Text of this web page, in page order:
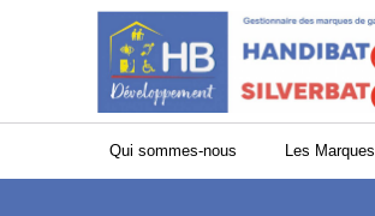
Panneau de gestion des cookies
Qui sommes-nous Les Marques